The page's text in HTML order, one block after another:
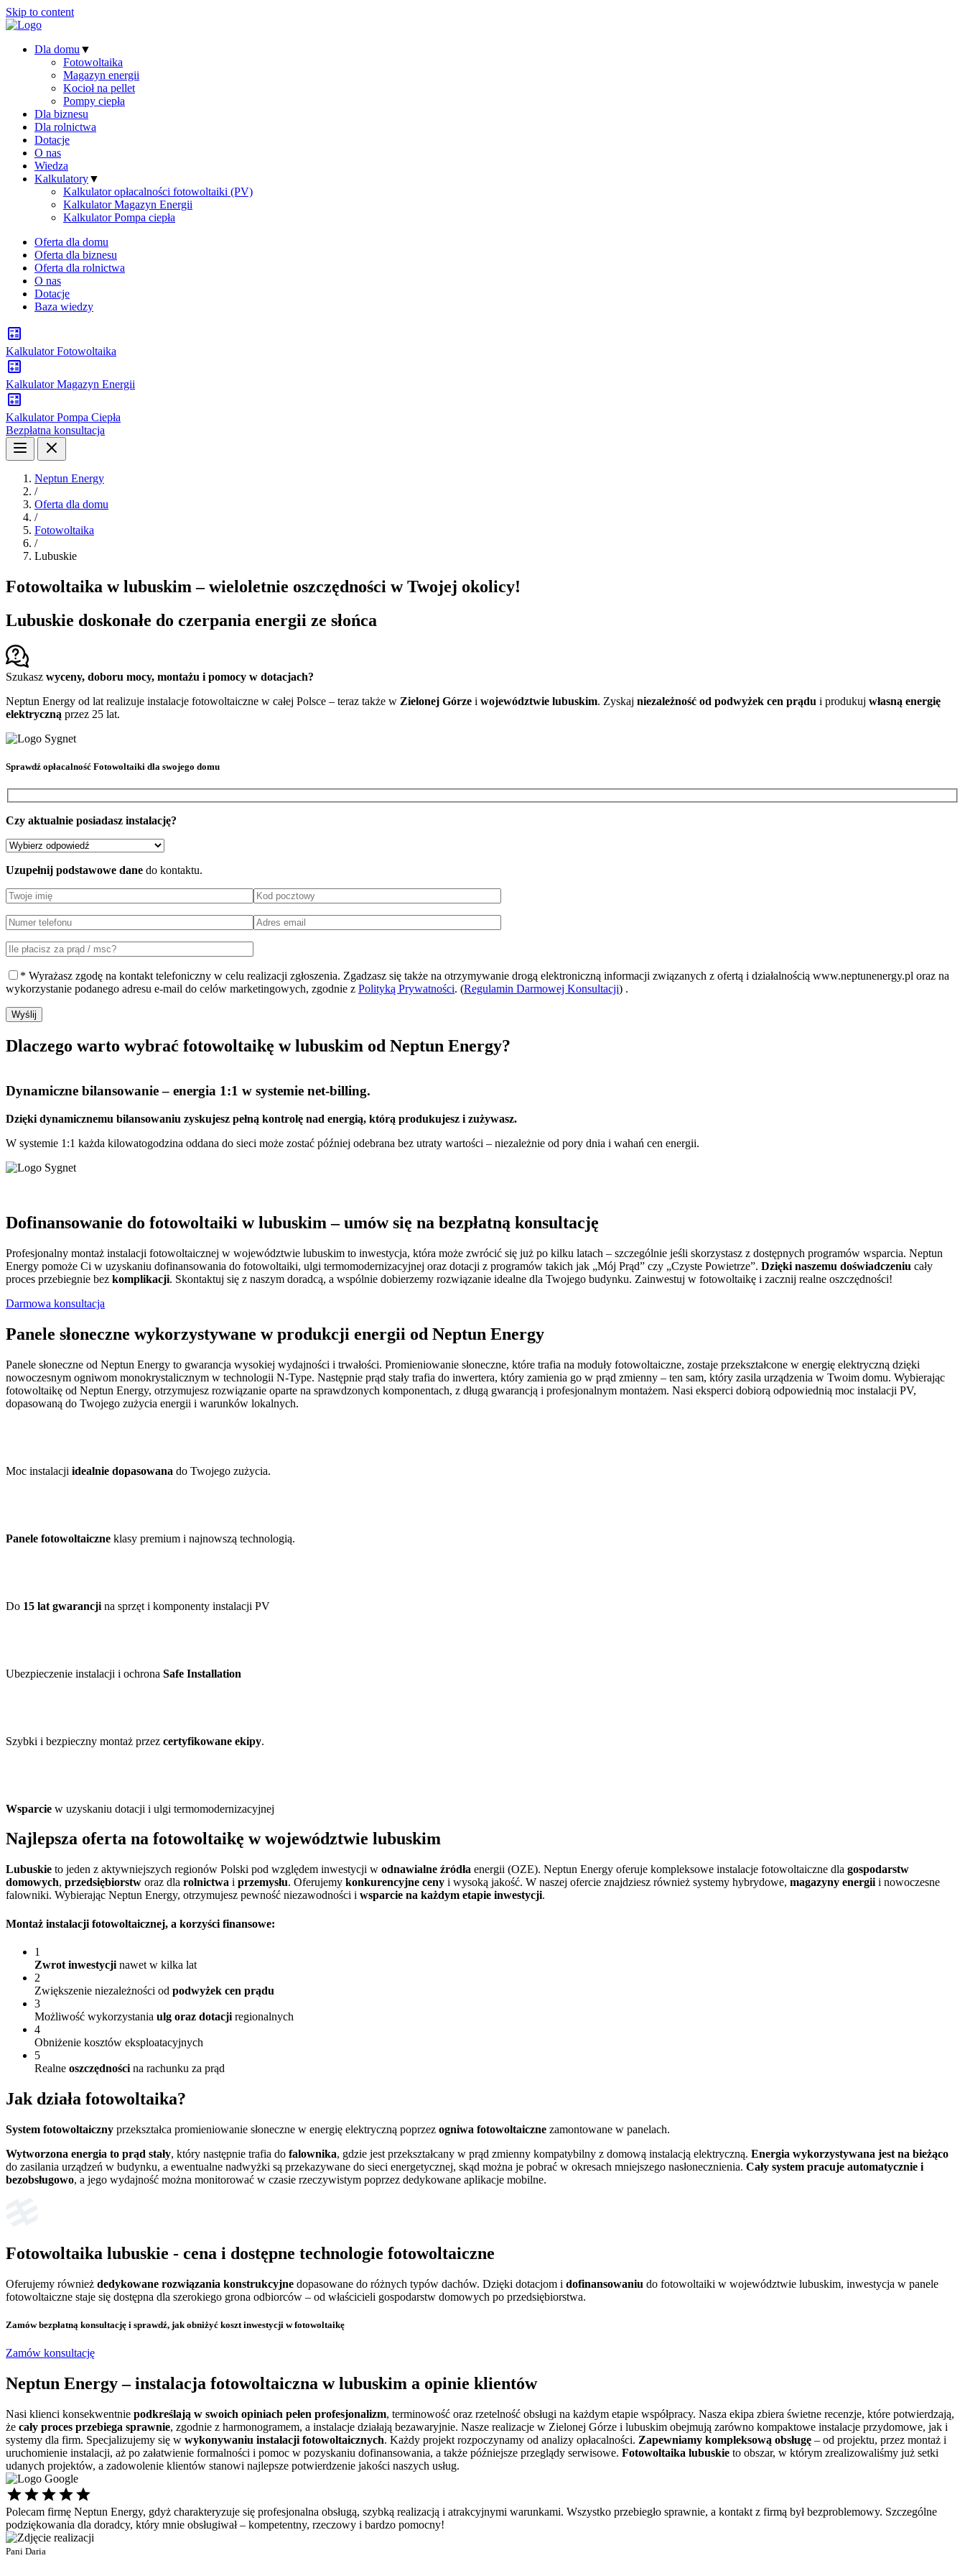
Skip to content
Dla domu ▼
Fotowoltaika
Magazyn energii
Kocioł na pellet
Pompy ciepła
Dla biznesu
Dla rolnictwa
Dotacje
O nas
Wiedza
Kalkulatory▼
Kalkulator opłacalności fotowoltaiki (PV)
Kalkulator Magazyn Energii
Kalkulator Pompa ciepła
Oferta dla domu
Oferta dla biznesu
Oferta dla rolnictwa
O nas
Dotacje
Baza wiedzy
Kalkulator Fotowoltaika
Kalkulator Magazyn Energii
Kalkulator Pompa Ciepła
Bezpłatna konsultacja
Neptun Energy
/
Oferta dla domu
/
Fotowoltaika
/
Lubuskie
Fotowoltaika w lubuskim – wieloletnie oszczędności w Twojej okolicy!
Lubuskie doskonałe do czerpania energii ze słońca
Szukasz wyceny, doboru mocy, montażu i pomocy w dotacjach?
Neptun Energy od lat realizuje instalacje fotowoltaiczne w całej Polsce – teraz także w Zielonej Górze i województwie lubuskim. Zyskaj niezależność od podwyżek cen prądu i produkuj własną energię
elektryczną przez 25 lat.
Sprawdź opłacalność Fotowoltaiki dla swojego domu
Czy aktualnie posiadasz instalację?
Uzupełnij podstawowe dane do kontaktu.
* Wyrażasz zgodę na kontakt telefoniczny w celu realizacji zgłoszenia. Zgadzasz się także na otrzymywanie drogą elektroniczną informacji związanych z ofertą i działalnością www.neptunenergy.pl oraz na
wykorzystanie podanego adresu e-mail do celów marketingowych, zgodnie z Polityką Prywatności. (Regulamin Darmowej Konsultacji) .
Wyślij
Dlaczego warto wybrać fotowoltaikę w lubuskim od Neptun Energy?
Dynamiczne bilansowanie– energia 1:1 w systemie net-billing.
Dzięki dynamicznemu bilansowaniu zyskujesz pełną kontrolę nad energią, którą produkujesz i zużywasz.
W systemie 1:1 każda kilowatogodzina oddana do sieci może zostać później odebrana bez utraty wartości – niezależnie od pory dnia i wahań cen energii.
Dofinansowanie do fotowoltaiki w lubuskim – umów się na bezpłatną konsultację
Profesjonalny montaż instalacji fotowoltaicznej w województwie lubuskim to inwestycja, która może zwrócić się już po kilku latach – szczególnie jeśli skorzystasz z dostępnych programów wsparcia. Neptun
Energy pomoże Ci w uzyskaniu dofinansowania do fotowoltaiki, ulgi termomodernizacyjnej oraz dotacji z programów takich jak „Mój Prąd” czy „Czyste Powietrze”. Dzięki naszemu doświadczeniu cały
proces przebiegnie bez komplikacji. Skontaktuj się z naszym doradcą, a wspólnie dobierzemy rozwiązanie idealne dla Twojego budynku. Zainwestuj w fotowoltaikę i zacznij realne oszczędności!
Darmowa konsultacja
Panele słoneczne wykorzystywane w produkcji energii od Neptun Energy
Panele słoneczne od Neptun Energy to gwarancja wysokiej wydajności i trwałości. Promieniowanie słoneczne, które trafia na moduły fotowoltaiczne, zostaje przekształcone w energię elektryczną dzięki
nowoczesnym ogniwom monokrystalicznym w technologii N-Type. Następnie prąd stały trafia do inwertera, który zamienia go w prąd zmienny – ten sam, który zasila urządzenia w Twoim domu. Wybierając
fotowoltaikę od Neptun Energy, otrzymujesz rozwiązanie oparte na sprawdzonych komponentach, z długą gwarancją i profesjonalnym montażem. Nasi eksperci dobiorą odpowiednią moc instalacji PV,
dopasowaną do Twojego zużycia energii i warunków lokalnych.
Moc instalacji idealnie dopasowana do Twojego zużycia.
Panele fotowoltaiczne klasy premium i najnowszą technologią.
Do 15 lat gwarancji na sprzęt i komponenty instalacji PV
Ubezpieczenie instalacji i ochrona Safe Installation
Szybki i bezpieczny montaż przez certyfikowane ekipy.
Wsparcie w uzyskaniu dotacji i ulgi termomodernizacyjnej
Najlepsza oferta na fotowoltaikę w województwie lubuskim
Lubuskie to jeden z aktywniejszych regionów Polski pod względem inwestycji w odnawialne źródła energii (OZE). Neptun Energy oferuje kompleksowe instalacje fotowoltaiczne dla gospodarstw
domowych, przedsiębiorstw oraz dla rolnictwa i przemysłu. Oferujemy konkurencyjne ceny i wysoką jakość. W naszej ofercie znajdziesz również systemy hybrydowe, magazyny energii i nowoczesne
falowniki. Wybierając Neptun Energy, otrzymujesz pewność niezawodności i wsparcie na każdym etapie inwestycji.
Montaż instalacji fotowoltaicznej, a korzyści finansowe:
1
Zwrot inwestycji nawet w kilka lat
2
Zwiększenie niezależności od podwyżek cen prądu
3
Możliwość wykorzystania ulg oraz dotacji regionalnych
4
Obniżenie kosztów eksploatacyjnych
5
Realne oszczędności na rachunku za prąd
Jak działa fotowoltaika?
System fotowoltaiczny przekształca promieniowanie słoneczne w energię elektryczną poprzez ogniwa fotowoltaiczne zamontowane w panelach.
Wytworzona energia to prąd stały, który następnie trafia do falownika, gdzie jest przekształcany w prąd zmienny kompatybilny z domową instalacją elektryczną. Energia wykorzystywana jest na bieżąco
do zasilania urządzeń w budynku, a ewentualne nadwyżki są przekazywane do sieci energetycznej, skąd można je pobrać w okresach mniejszego nasłonecznienia. Cały system pracuje automatycznie i
bezobsługowo, a jego wydajność można monitorować w czasie rzeczywistym poprzez dedykowane aplikacje mobilne.
Fotowoltaika lubuskie - cena i dostępne technologie fotowoltaiczne
Oferujemy również dedykowane rozwiązania konstrukcyjne dopasowane do różnych typów dachów. Dzięki dotacjom i dofinansowaniu do fotowoltaiki w województwie lubuskim, inwestycja w panele
fotowoltaiczne staje się dostępna dla szerokiego grona odbiorców – od właścicieli gospodarstw domowych po przedsiębiorstwa.
Zamów bezpłatną konsultację i sprawdź, jak obniżyć koszt inwestycji w fotowoltaikę
Zamów konsultację
Neptun Energy –instalacja fotowoltaiczna w lubuskim a opinie klientów
Nasi klienci konsekwentnie podkreślają w swoich opiniach pełen profesjonalizm, terminowość oraz rzetelność obsługi na każdym etapie współpracy. Nasza ekipa zbiera świetne recenzje, które potwierdzają,
że cały proces przebiega sprawnie, zgodnie z harmonogramem, a instalacje działają bezawaryjnie. Nasze realizacje w Zielonej Górze i lubuskim obejmują zarówno kompaktowe instalacje przydomowe, jak i
systemy dla firm. Specjalizujemy się w wykonywaniu instalacji fotowoltaicznych. Każdy projekt rozpoczynamy od analizy opłacalności. Zapewniamy kompleksową obsługę – od projektu, przez montaż i
uruchomienie instalacji, aż po załatwienie formalności i pomoc w pozyskaniu dofinansowania, a także późniejsze przeglądy serwisowe. Fotowoltaika lubuskie to obszar, w którym zrealizowaliśmy już setki
udanych projektów, a zadowolenie klientów stanowi najlepsze potwierdzenie jakości naszych usług.
Polecam firmę Neptun Energy, gdyż charakteryzuje się profesjonalna obsługą, szybką realizacją i atrakcyjnymi warunkami. Wszystko przebiegło sprawnie, a kontakt z firmą był bezproblemowy. Szczególne
podziękowania dla doradcy, który mnie obsługiwał – kompetentny, rzeczowy i bardzo pomocny!
Pani Daria